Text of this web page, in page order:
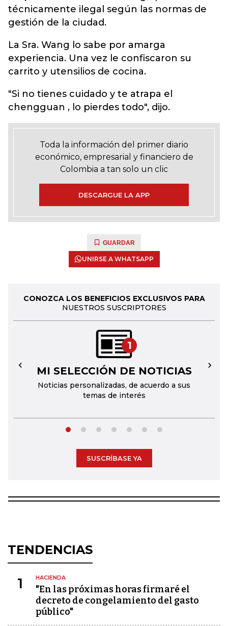
técnicamente ilegal según las normas de
gestión de la ciudad.
La Sra. Wang lo sabe por amarga
experiencia. Una vez le confiscaron su
carrito y utensilios de cocina.
"Si no tienes cuidado y te atrapa el
chengguan , lo pierdes todo", dijo.
Toda la información del primer diario
económico, empresarial y financiero de
Colombia a tan solo un clic
DESCARGUE LA APP
GUARDAR
UNIRSE A WHATSAPP
CONOZCA LOS BENEFICIOS EXCLUSIVOS PARA
NUESTROS SUSCRIPTORES
1
MI SELECCIÓN DE NOTICIAS
Noticias personalizadas, de acuerdo a sus
temas de interés
← →
SUSCRÍBASE YA
TENDENCIAS
1 HACIENDA
"En las próximas horas firmaré el
decreto de congelamiento del gasto
público"